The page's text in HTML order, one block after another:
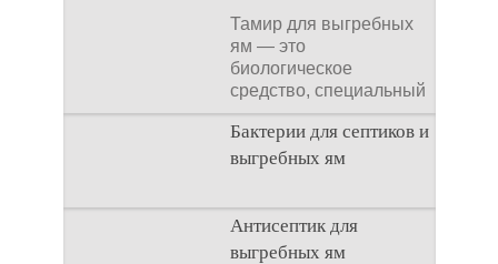
Тамир для выгребных
ям — это
биологическое
средство, специальный
концентрат, который
используется
Бактерии для септиков и
выгребных ям
Очистка
канализационного
стока или выгребной
Антисептик для
выгребных ям